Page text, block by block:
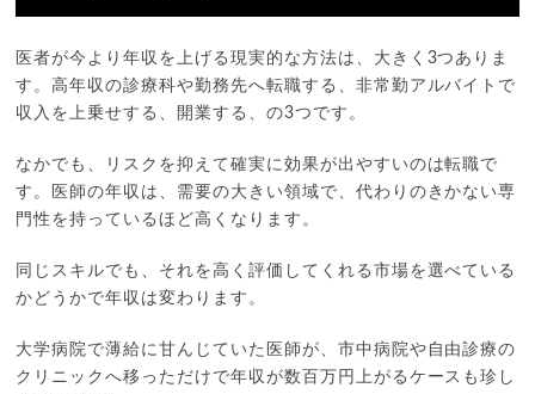
医者が今より年収を上げる現実的な方法は、大きく3つありま
す。高年収の診療科や勤務先へ転職する、非常勤アルバイトで
収入を上乗せする、開業する、の3つです。
なかでも、リスクを抑えて確実に効果が出やすいのは転職で
す。医師の年収は、需要の大きい領域で、代わりのきかない専
門性を持っているほど高くなります。
同じスキルでも、それを高く評価してくれる市場を選べている
かどうかで年収は変わります。
大学病院で薄給に甘んじていた医師が、市中病院や自由診療の
クリニックへ移っただけで年収が数百万円上がるケースも珍し